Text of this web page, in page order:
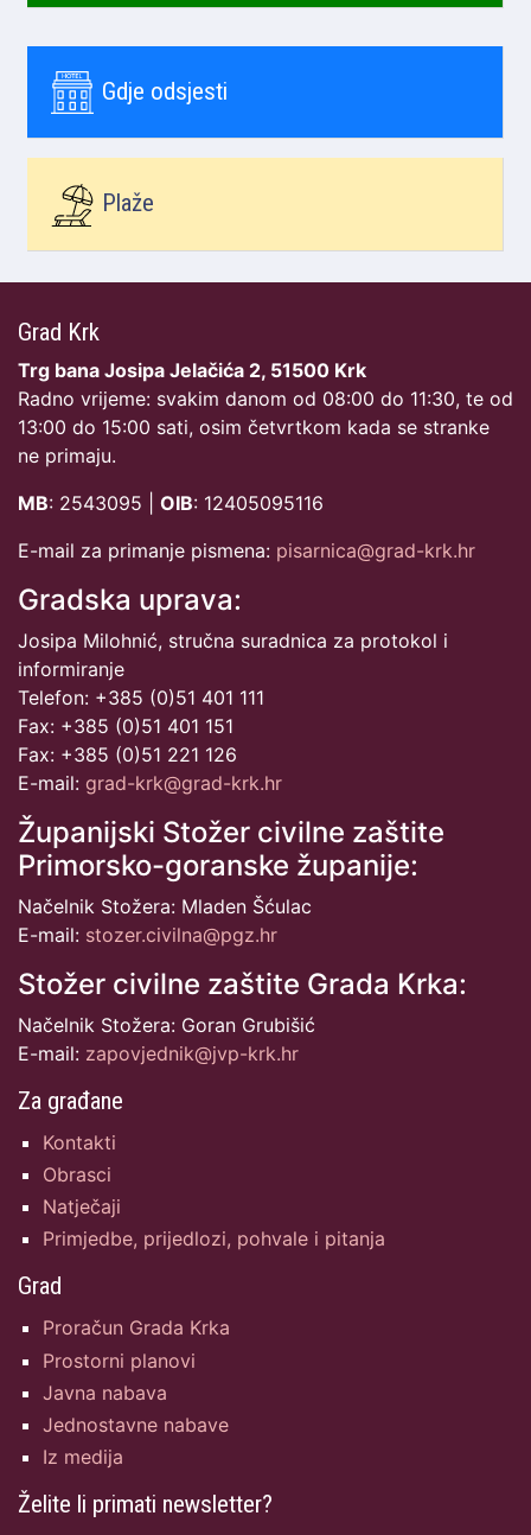
Gdje odsjesti
Plaže
Grad Krk
Trg bana Josipa Jelačića 2, 51500 Krk
Radno vrijeme: svakim danom od 08:00 do 11:30, te od
13:00 do 15:00 sati, osim četvrtkom kada se stranke
ne primaju.
MB: 2543095 | OIB: 12405095116
E-mail za primanje pismena: pisarnica@grad-krk.hr
Gradska uprava:
Josipa Milohnić, stručna suradnica za protokol i
informiranje
Telefon: +385 (0)51 401 111
Fax: +385 (0)51 401 151
Fax: +385 (0)51 221 126
E-mail: grad-krk@grad-krk.hr
Županijski Stožer civilne zaštite
Primorsko-goranske županije:
Načelnik Stožera: Mladen Šćulac
E-mail: stozer.civilna@pgz.hr
Stožer civilne zaštite Grada Krka:
Načelnik Stožera: Goran Grubišić
E-mail: zapovjednik@jvp-krk.hr
Za građane
Kontakti
Obrasci
Natječaji
Primjedbe, prijedlozi, pohvale i pitanja
Grad
Proračun Grada Krka
Prostorni planovi
Javna nabava
Jednostavne nabave
Iz medija
Želite li primati newsletter?